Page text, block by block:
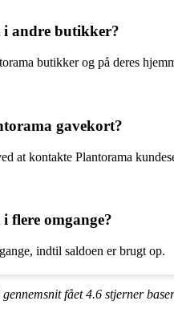
i andre butikker?
butikker og på deres
gavekort?
at kontakte Plantorama
flere omgange?
indtil saldoen er brugt op.
fået4.6 stjerner